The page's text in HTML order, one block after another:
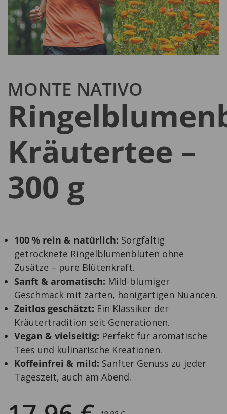
MONTE NATIVO
Kräutertee –
300 g
100 % rein & natürlich: Sorgfältig
getrocknete Ringelblumenblüten ohne
Zusätze – pure Blütenkraft.
Sanft & aromatisch: Mild-blumiger
Geschmack mit zarten, honigartigen Nuancen.
Zeitlos geschätzt: Ein Klassiker der
Kräutertradition seit Generationen.
Vegan & vielseitig: Perfekt für aromatische
Tees und kulinarische Kreationen.
Koffeinfrei & mild: Sanfter Genuss zu jeder
Tageszeit, auch am Abend.